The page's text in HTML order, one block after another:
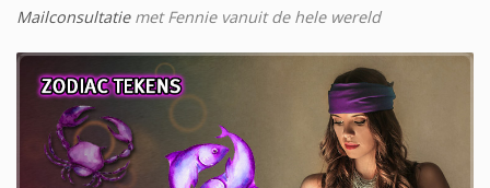
Mailconsultatiemet Fennie vanuit de hele wereld